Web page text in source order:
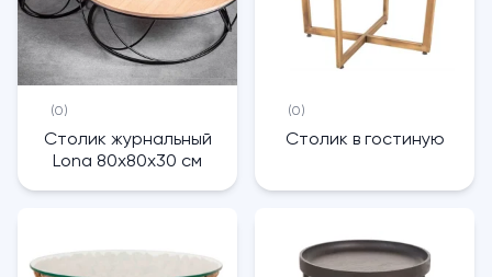
(0)
Столик журнальный
Lona 80х80х30 см
(0)
Столик в гостиную